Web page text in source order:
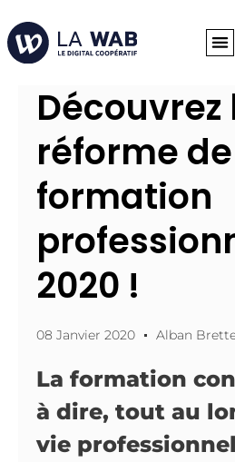
Découvrez
réforme
formation
2020 !
08 Janvier 2020 Alban
La formation
à dire, tout au
vie